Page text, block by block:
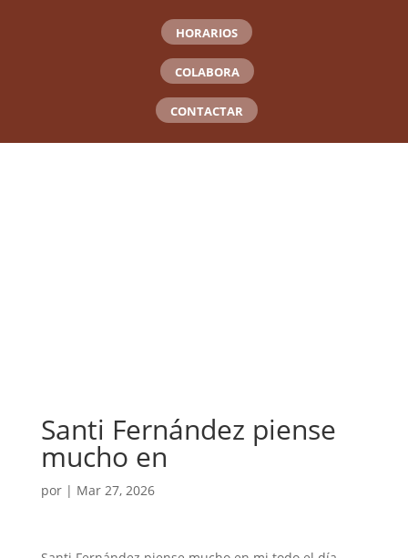
HORARIOS
COLABORA
CONTACTAR
Santi Fernández piense
mucho en
por | Mar 27, 2026